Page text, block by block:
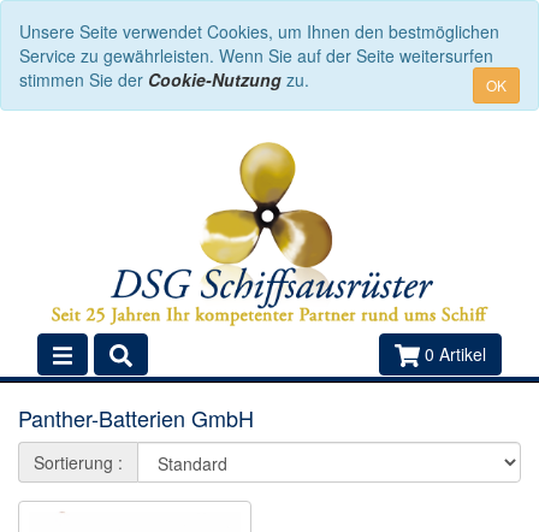
Unsere Seite verwendet Cookies, um Ihnen den bestmöglichen
Service zu gewährleisten. Wenn Sie auf der Seite weitersurfen
stimmen Sie der Cookie-Nutzung zu. OK
0 Artikel
Panther-Batterien GmbH
Sortierung :